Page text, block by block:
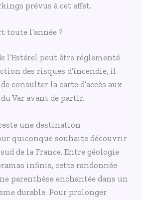
prévus à cet effet.
toute l’année ?
l’Estérel peut être réglementé
des risques d’incendie, il
consulter la carte d’accès aux
Var avant de partir.
une destination
quiconque souhaite découvrir
de la France. Entre géologie
infinis, cette randonnée
parenthèse enchantée dans un
durable. Pour prolonger